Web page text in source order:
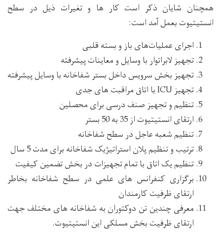
همچنان شایان ذکر است کار ها و تغیرات ذیل در سطح
انستیتیوت بعمل آمد است:
اجرای عملیات‌های باز و بسته قلبی
تجهیز لابراتوار با وسایل و معاینات پیشرفته
تجهیز بخش سرویس داخل بستر شفاخانه با وسایل پیشرفته
تجهیز ICU با اتاق مراقبت های جدی
تنظیم و تجهیز صنف درسی برای محصلین
ارتقای انستیتیوت از 35 به 50 بستر
تنظیم شعبه عاجل در سطح شفاخانه
ترتیب و تنظیم پلان استراتیژیک شفاخانه برای مدت 5 سال
تنظیم یک اتاق با تمام تجهیزات در بخش تضمین کیفیت
برگزاری کنفرانس های علمی در سطح شفاخانه بخاطر
ارتقای ظرفیت کارمندان
معرفی چندین تن دوکتوران به شفاخانه های مختلف جهت
ارتقای ظرفیت بخش مسلکی این انستیتیوت.